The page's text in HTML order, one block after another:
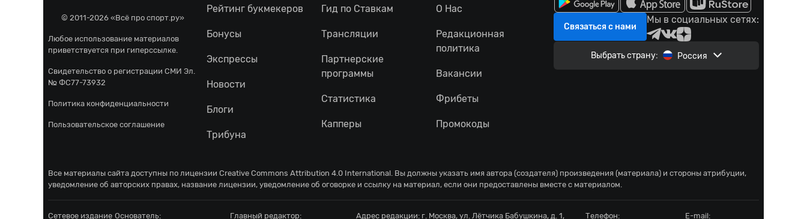
© 2011-2026 «Всё про спорт.ру»
Любое использование материалов
приветствуется при гиперссылке.
Свидетельство о регистрации СМИ Эл.
№ ФС77-73932
Политика конфиденциальности
Пользовательское соглашение
Рейтинг букмекеров
Бонусы
Экспрессы
Новости
Блоги
Трибуна
Гид по Ставкам
Трансляции
Партнерские
программы
Статистика
Капперы
О Нас
Редакционная
политика
Вакансии
Фрибеты
Промокоды
Связаться с нами
Мы в социальных сетях:
Выбрать страну: Россия
Все материалы сайта доступны по лицензии Creative Commons Attribution 4.0 International . Вы должны указать имя автора (создателя) произведения (материала) и стороны атрибуции,
уведомление об авторских правах, название лицензии, уведомление об оговорке и ссылку на материал, если они предоставлены вместе с материалом.
Сетевое издание Основатель: Главный редактор: Адрес редакции: г. Москва, ул. Лётчика Бабушкина, д. 1, Телефон: E-mail: